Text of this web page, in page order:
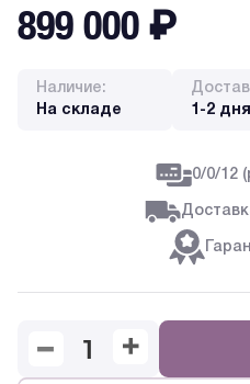
899 000 ₽
Наличие:
На складе
1-2 дня
0/0/12